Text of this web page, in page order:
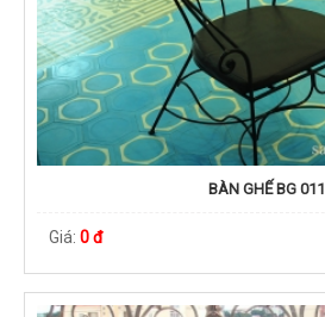
BÀN GHẾ BG 011
Giá: 0 đ